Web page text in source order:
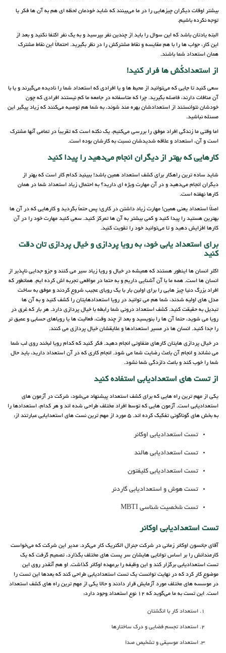
بیشتر اوقات دیگران چیزهایی را در ما می‌بینند که شاید خودمان لحظه ای هم به آن ها فکر یا
توجه نکرده باشیم.
البته یادتان باشد که این سوال را باید از چندین نفر بپرسید و به یک نفر اکتفا نکنید و بعد از
این کار، جواب ها را با هم مقایسه و نقاط مشترکش را در نظر بگیرید. احتمالاً این نقاط مشترک
همان استعداد شما باشند.
از استعدادکُش ها فرار کنید!
سعی کنید تا جایی که می‌توانید از محیط ها و یا افرادی که استعداد شما را نادیده می‌گیرند و یا با
آن منافات دارند، فاصله بگیرید. چرا که متاسفانه در جامعه ما کم نیستند افرادی که چون
خودشان نتوانستند از استعدادشان بهره مند شوند، به شما هم توصیه می‌کنند که زیاد پیگیر این
مسئله نباشید.
اما وقتی ما زندگی افراد موفق را بررسی می‌کنیم، یک نکته است که تقریباً در تمامی آنها مشترک
است و آن، استعداد و علاقه شدیدشان نسبت به کارشان بوده است.
کارهایی که بهتر از دیگران انجام می‌دهید را پیدا کنید
شاید ساده ترین راهکار برای کشف استعداد همین باشد! ببینید کدام کار است که بهتر از
دیگران انجام می‌دهید و در آن مهارت ویژه ای دارید؟ به احتمال زیاد استعداد شما در همان
کارها نهفته است.
اصلاً استعداد یعنی همین! مهارت زیاد داشتن در کاری؛ پس حتماً بگردید و کارهایی که در آن ها
بهترین هستید را پیدا کنید و کمی بیشتر به آن ها تمرکز کنید. سعی کنید مهارت خود را در آن
کارها افزایش دهید و تا می‌توانید خود را تقویت کنید.
برای استعداد یابی خود، به رویا پردازی و خیال پردازی تان دقت
کنید
اکثر انسان ها اینطور هستند که همیشه در خیال و رویا زیاد سیر می کنند و جزو جدایی ناپذیر از
انسان ها است. همه ما با آن آشنایی داریم و به حتما در مواقعی تجربه اش کرده ایم. همانطور که
افراد بزرگ دنیا چیز هایی را برای اولین بار با یک رویای عجیب شروع کردند و موفق به ساخت
مدل های اولیه شدند، شما هم می توانید در رویا استعدادهایتان را کشف کنید و به آن ها
تبدیل به حقیقت کنید. کشف استعداد درونی شما رابطه با خیال پردازی دارد. هر بار که غرق در
رویا می شوید، حتما آن ها را بنویسید و بعد از چند وقت، فعالیت ها یا رویاهای حسابی و عمیق تر
را جدا کنید. انسان ها در مسیر استعدادها و علایقشان خیال پردازی می کنند.
در خیال پردازی هایتان کارهای متفاوتی انجام دهید. فکر کنید که کدام رویا لبخند روی لب شما
می نشاند و انجام آن باعث رضایت شما می شود. انجام کاری که در آن استعداد دارید، باید حال
شما را خوب کند و باعث دلزدگی شما نشود.
از تست های استعدادیابی استفاده کنید
یکی از مهم ترین راه هایی که برای کشف استعداد پیشنهاد می‌شود، شرکت در آزمون های
استعدادیابی است. آزمون هایی که توسط افراد مختلف طراحی شده اند و هر کدام، استعدادها را
به بخش های گوناگونی تفکیک کرده اند. 5 مورد از مهم ترین نست های استعدایابی عبارتند از:
تست استعدادیابی اوکانر
تست استعدادیابی هالند
تست استعدادیابی کلیفتون
تست هوش و استعدادیابی گاردنر
تست شخصیت شناسی MBTI
تست استعدادیابی اوکانر
آقای جانسون اوکانر زمانی در شرکت جنرال الکتریک کار می‌کرد. مدیر این شرکت که می‌خواست
کارمندانش را بر اساس توانایی هایشان سر پست های مختلف بگذارد، تصمیم گرفت که یک
تست استعدادیابی برگزار کند و این وظیفه را برعهده اوکانر گذاشت. او هم آنقدر روی این
موضوع کار کرد که در نهایت توانست یک تست استعدادیابی طراحی کند که بعدها این تست را
در موسسه های مختلف مورد آزمایش قرار دادند و حالا یکی از مهم ترین راه های کشف استعداد
است. این تست به ما می‌گوید که 12 نوع استعداد وجود دارد:
استعداد کار با انگشتان
استعداد تجسم فضایی و درک ساختارها
استعداد موسیقی و تشخیص صدا